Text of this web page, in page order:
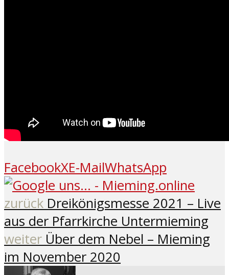
FacebookXE-MailWhatsApp
zurück Dreikönigsmesse 2021 – Live
aus der Pfarrkirche Untermieming
weiter Über dem Nebel – Mieming
im November 2020